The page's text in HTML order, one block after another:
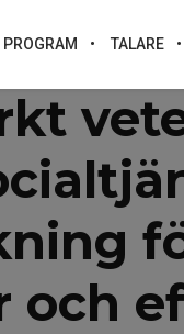
PROGRAM TALARE
och